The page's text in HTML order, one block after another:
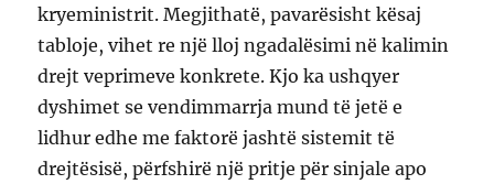
kryeministrit. Megjithatë, pavarësisht kësaj
tabloje, vihet re një lloj ngadalësimi në kalimin
drejt veprimeve konkrete. Kjo ka ushqyer
dyshimet se vendimmarrja mund të jetë e
lidhur edhe me faktorë jashtë sistemit të
drejtësisë, përfshirë një pritje për sinjale apo